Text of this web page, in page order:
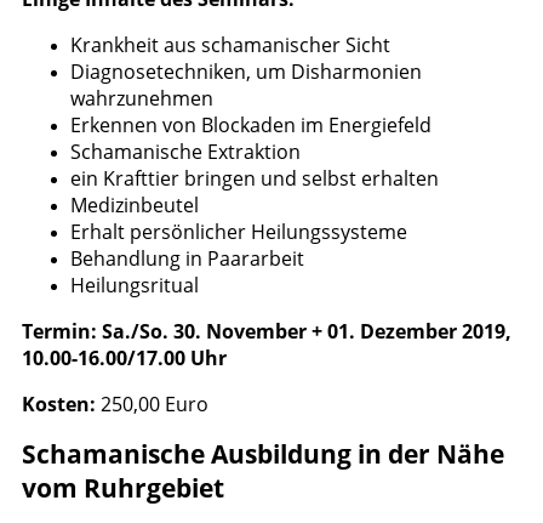
Krankheit aus schamanischer Sicht
Diagnosetechniken, um Disharmonien
wahrzunehmen
Erkennen von Blockaden im Energiefeld
Schamanische Extraktion
ein Krafttier bringen und selbst erhalten
Medizinbeutel
Erhalt persönlicher Heilungssysteme
Behandlung in Paararbeit
Heilungsritual
Termin: Sa./So. 30. November + 01. Dezember 2019,
10.00-16.00/17.00 Uhr
Kosten: 250,00 Euro
Schamanische Ausbildung in der Nähe
vom Ruhrgebiet